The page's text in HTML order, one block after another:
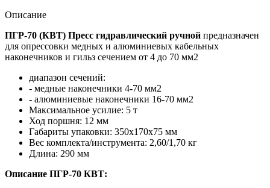
Описание
ПГР-70 (КВТ) Пресс гидравлический ручной предназначен
для опрессовки медных и алюминиевых кабельных
наконечников и гильз сечением от 4 до 70 мм2
диапазон сечений:
- медные наконечники 4-70 мм2
- алюминиевые наконечники 16-70 мм2
Максимальное усилие: 5 т
Ход поршня: 12 мм
Габариты упаковки: 350х170х75 мм
Вес комплекта/инструмента: 2,60/1,70 кг
Длина: 290 мм
Описание ПГР-70 КВТ: